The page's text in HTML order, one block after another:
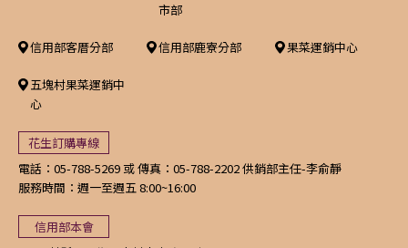
市部
信用部客厝分部 信用部鹿寮分部 果菜運銷中心
五塊村果菜運銷中
心
花生訂購專線
電話：05-788-5269 或 傳真：05-788-2202 供銷部主任-李俞靜
服務時間：週一至週五 8:00~16:00
信用部本會